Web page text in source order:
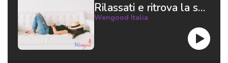
Rilassati e ritrova la serenità 😌
Wengood Italia